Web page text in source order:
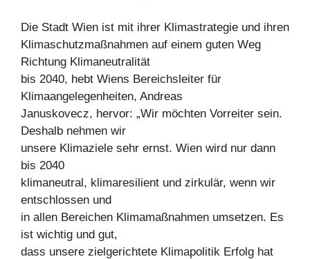
Die Stadt Wien ist mit ihrer Klimastrategie und ihren
Klimaschutzmaßnahmen auf einem guten Weg
Richtung Klimaneutralität
bis 2040, hebt Wiens Bereichsleiter für
Klimaangelegenheiten, Andreas
Januskovecz, hervor: „Wir möchten Vorreiter sein.
Deshalb nehmen wir
unsere Klimaziele sehr ernst. Wien wird nur dann
bis 2040
klimaneutral, klimaresilient und zirkulär, wenn wir
entschlossen und
in allen Bereichen Klimamaßnahmen umsetzen. Es
ist wichtig und gut,
dass unsere zielgerichtete Klimapolitik Erfolg hat